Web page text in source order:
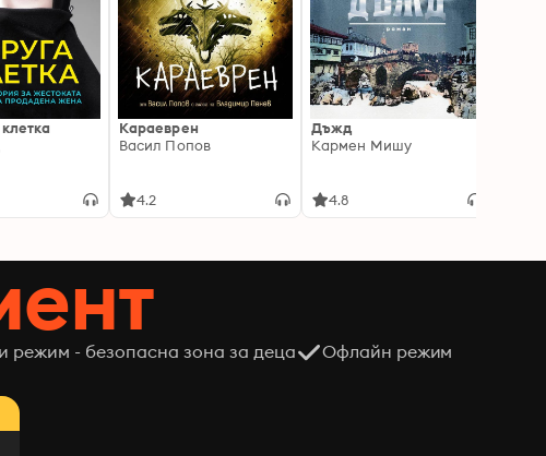
Караеврен
Васил Попов
4.2
Дъжд
Кармен Мишу
4.8
режим - безопасна зона за деца Офлайн режим